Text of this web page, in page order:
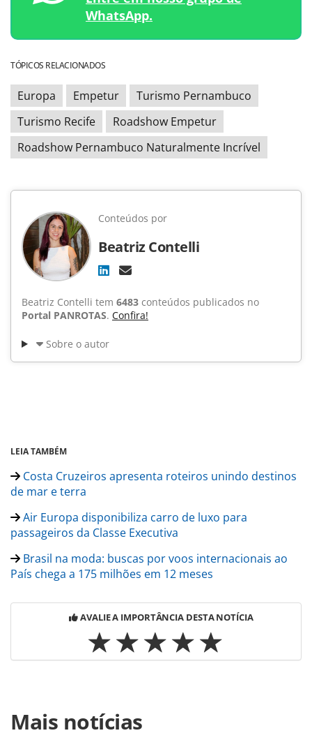
WhatsApp.
TÓPICOS RELACIONADOS
Europa Empetur
Turismo Pernambuco
Turismo Recife
Roadshow Empetur
Roadshow Pernambuco Naturalmente Incrível
Conteúdos por
Beatriz Contelli
Beatriz Contelli tem 6483 conteúdos publicados no
Portal PANROTAS. Confira!
Sobre o autor
LEIA TAMBÉM
Costa Cruzeiros apresenta roteiros unindo destinos
de mar e terra
Air Europa disponibiliza carro de luxo para
passageiros da Classe Executiva
Brasil na moda: buscas por voos internacionais ao
País chega a 175 milhões em 12 meses
AVALIE A IMPORTÂNCIA DESTA NOTÍCIA
https://www.panrotas.com.br/mercado/destinos/2025/06/
Mais notícias